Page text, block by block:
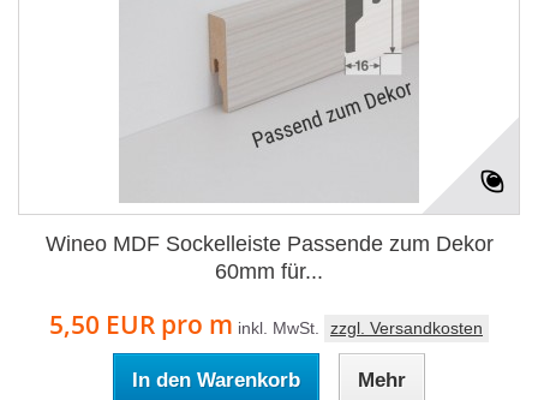
Wineo MDF Sockelleiste Passende zum Dekor
60mm für...
5,50 EUR pro m inkl. MwSt. zzgl. Versandkosten
In den Warenkorb Mehr